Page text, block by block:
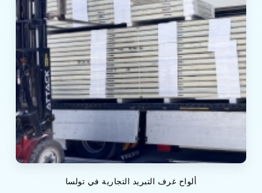
ألواح غرف التبريد التجارية في تولسا